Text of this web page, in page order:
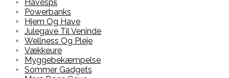
Havespil
Powerbanks
Hjem Og Have
Julegave Til Veninde
Wellness Og Pleje
Vækkeure
Myggebekæmpelse
Sommer Gadgets